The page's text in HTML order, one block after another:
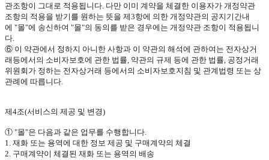
관조항이 그대로 적용됩니다 다만 이미 계약을 체결한 이용자가 개정약관
조항의 적용을 받기를 원하는 뜻을 제3항에 의한 개정약관의 공지기간내
에 "몰"에 송신하여 "몰"의 동의를 받은 경우에는 개정약관 조항이 적용됩니
다
⑥ 이 약관에서 정하지 아니한 사항과 이 약관의 해석에 관하여는 전자상거
래등에서의 소비자보호에 관한 법률 약관의 규제 등에 관한 법률 공정거래
위원회가 정하는 전자상거래 등에서의 소비자보호지침 및 관계법령 또는 상
관례에 따릅니다
제4조(서비스의 제공 및 변경)
① "몰"은 다음과 같은 업무를 수행합니다
1. 재화 또는 용역에 대한 정보 제공 및 구매계약의 체결
2. 구매계약이 체결된 재화 또는 용역의 배송